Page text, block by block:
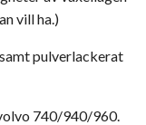
vill ha.)
pulverlackerat
740/940/960.